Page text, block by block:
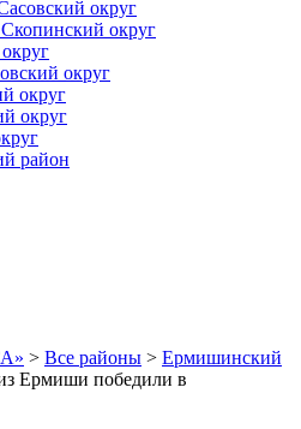
округ
округ
округ
округ
округ
район
> Все районы > Ермишинский
Ермиши победили в